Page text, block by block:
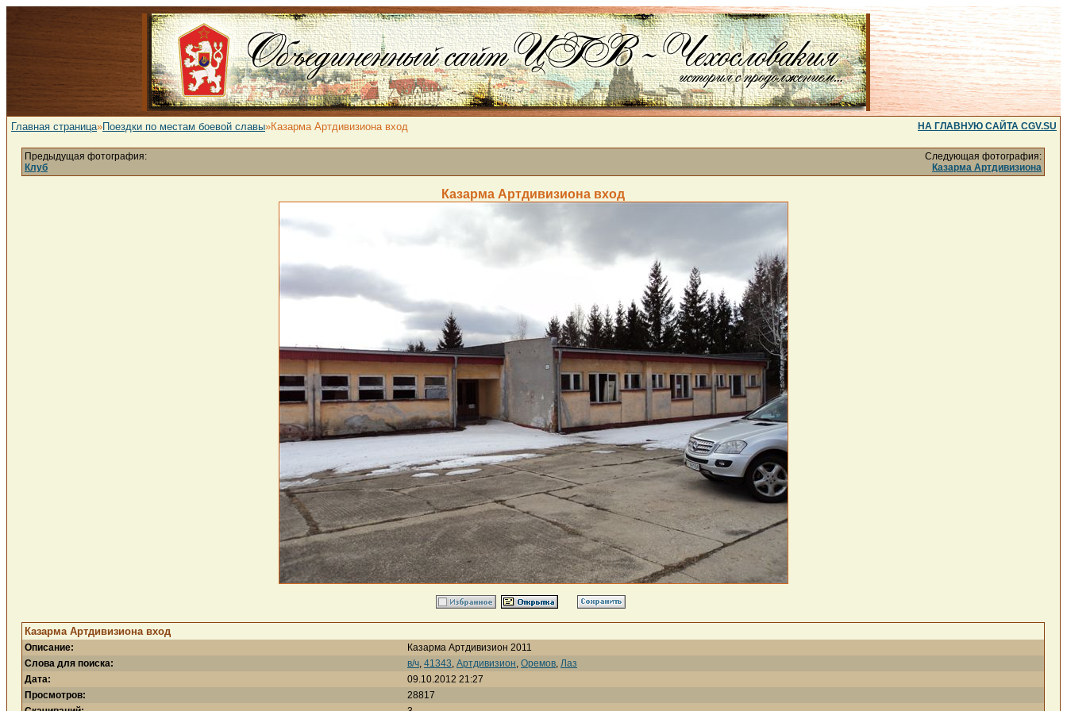
Главная страница»Поездки по местам боевой славы»Казарма Артдивизиона вход НА ГЛАВНУЮ САЙТА CGV.SU
Предыдущая фотография:
Клуб
Следующая фотография:
Казарма Артдивизиона
Казарма Артдивизиона вход
Казарма Артдивизиона вход
Описание:
Казарма Артдивизион 2011
Слова для поиска:
в/ч, 41343, Артдивизион, Оремов, Лаз
Дата:
09.10.2012 21:27
Просмотров:
28817